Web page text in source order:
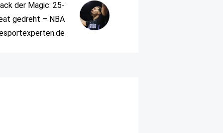
der Magic: 25-
gedreht – NBA